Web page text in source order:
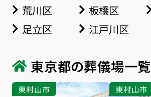
荒川区
板橋区
足立区
江戸川区
東京都の葬儀場一覧
東村山市 東村山市